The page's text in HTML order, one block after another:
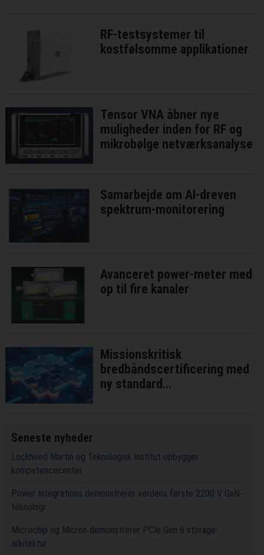
RF-testsystemer til
kostfølsomme applikationer
Tensor VNA åbner nye
muligheder inden for RF og
mikrobølge netværksanalyse
Samarbejde om AI-dreven
spektrum-monitorering
Avanceret power-meter med
op til fire kanaler
Missionskritisk
bredbåndscertificering med
ny standard
Seneste nyheder
Lockheed Martin og Teknologisk Institut opbygger
kompetencecenter
Power Integrations demonstrerer verdens første 2200 V GaN-
teknologi
Microchip og Micron demonstrerer PCIe Gen 6 storage-
arkitektur